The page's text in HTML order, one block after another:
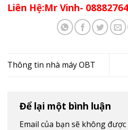
Liên Hệ:Mr Vinh-
Thông tin nhà máy OBT
Để lại một bình luận
Email của bạn sẽ không